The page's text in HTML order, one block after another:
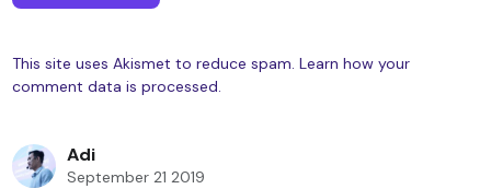
This site uses Akismet to reduce spam. Learn how your
comment data is processed.
Adi
September 21 2019